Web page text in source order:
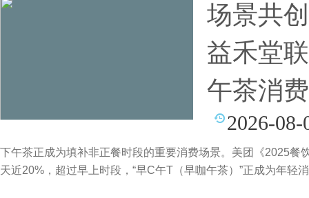
场景共
益禾堂
午茶消
2026-08-
下午茶正成为填补非正餐时段的重要消费场景。美团《2025餐
天近20%，超过早上时段，“早C午T（早咖午茶）”正成为年轻